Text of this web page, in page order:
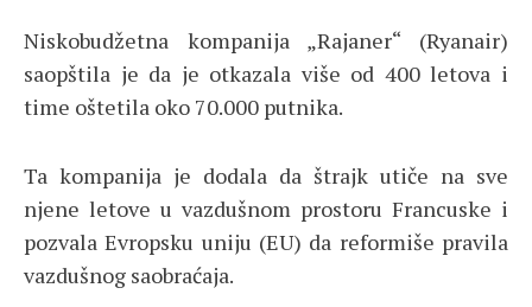
Niskobudžetna kompanija „Rajaner“ (Ryanair)
saopštila je da je otkazala više od 400 letova i
time oštetila oko 70.000 putnika.
Ta kompanija je dodala da štrajk utiče na sve
njene letove u vazdušnom prostoru Francuske i
pozvala Evropsku uniju (EU) da reformiše pravila
vazdušnog saobraćaja.